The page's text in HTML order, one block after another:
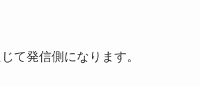
て発信側になります。